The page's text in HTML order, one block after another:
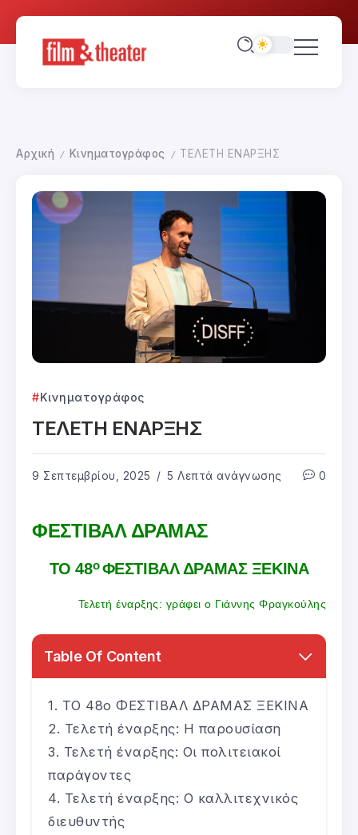
Αρχική / Κινηματογράφος / ΤΕΛΕΤΗ ΕΝΑΡΞΗΣ
Κινηματογράφος
ΤΕΛΕΤΗ ΕΝΑΡΞΗΣ
9 Σεπτεμβρίου, 2025 5 Λεπτά ανάγνωσης 0
ΦΕΣΤΙΒΑΛ ΔΡΑΜΑΣ
ΤΟ 48οΦΕΣΤΙΒΑΛ ΔΡΑΜΑΣ ΞΕΚΙΝΑ
Τελετή έναρξης: γράφει ο Γιάννης Φραγκούλης
Table Of Content
ΤΟ 48ο ΦΕΣΤΙΒΑΛ ΔΡΑΜΑΣ ΞΕΚΙΝΑ
Τελετή έναρξης: Η παρουσίαση
Τελετή έναρξης: Οι πολιτειακοί
παράγοντες
Τελετή έναρξης: Ο καλλιτεχνικός
διευθυντής